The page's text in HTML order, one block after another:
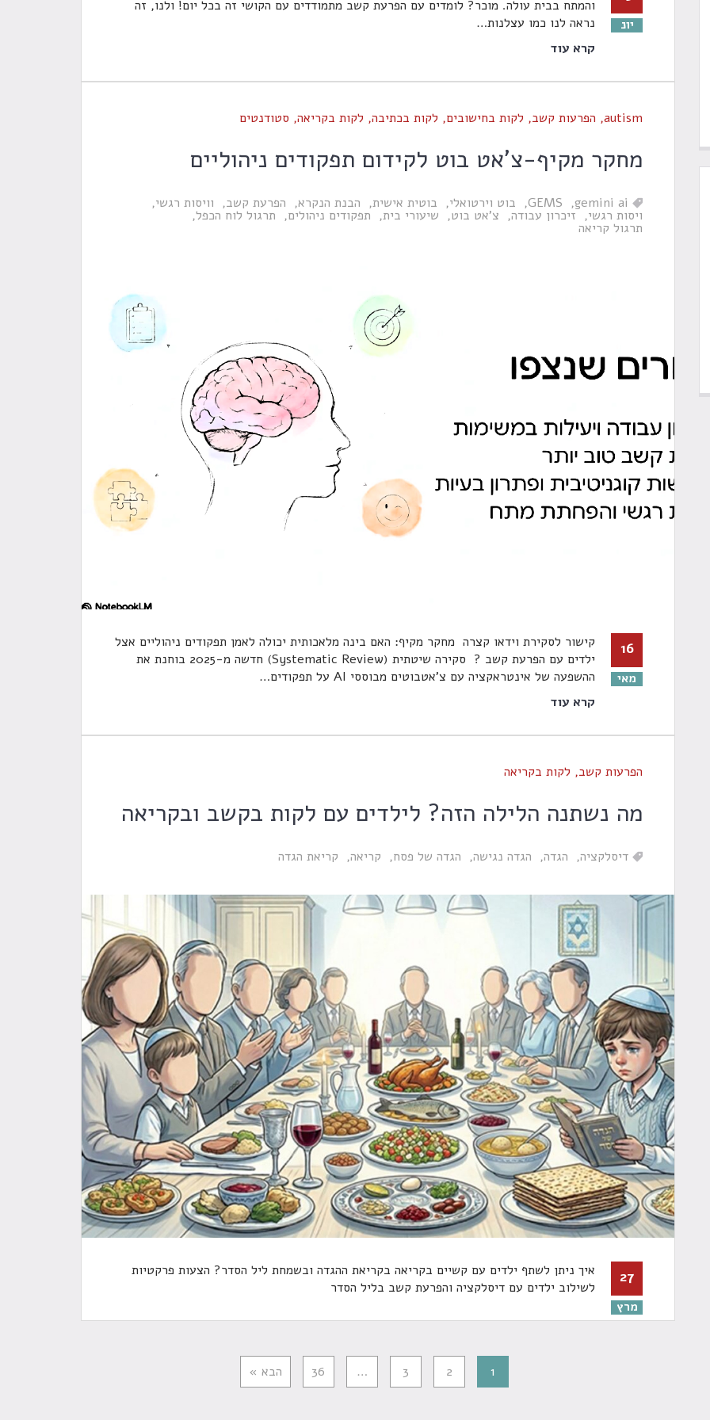
יונ
והמתח בבית עולה. מוכר? לומדים עם הפרעת קשב מתמודדים עם הקושי זה בכל יום! ולנו, זה
נראה לנו כמו עצלנות…
קרא עוד
autism
, הפרעות קשב, לקות בחישובים, לקות בכתיבה, לקות בקריאה, סטודנטים
מחקר מקיף-צ'אט בוט לקידום תפקודים ניהוליים
gemini ai
GEMS בוט וירטואלי בוטית אישית הבנת הנקרא הפרעת קשב וויסות רגשי
ויסות רגשי זיכרון עבודה צ'אט בוט שיעורי בית תפקודים ניהולים תרגול לוח הכפל
תרגול קריאה
16
מאי
קישור לסקירת וידאו קצרה מחקר מקיף: האם בינה מלאכותית יכולה לאמן תפקודים ניהוליים אצל
ילדים עם הפרעת קשב ? סקירה שיטתית (Systematic Review) חדשה מ-2025 בוחנת את
ההשפעה של אינטראקציה עם צ'אטבוטים מבוססי AI על תפקודים
…
קרא עוד
הפרעות קשב, לקות בקריאה
מה נשתנה הלילה הזה? לילדים עם לקות בקשב ובקריאה
דיסלקציה הגדה הגדה נגישה הגדה של פסח קריאה קריאת הגדה
27
מרץ
איך ניתן לשתף ילדים עם קשיים בקריאה בקריאת ההגדה ובשמחת ליל הסדר? הצעות פרקטיות
לשילוב ילדים עם דיסלקציה והפרעת קשב בליל הסדר
1
2
3
…
36 הבא »